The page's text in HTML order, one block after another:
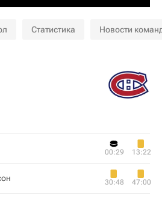
Статистика Новости
00:29 13:22
30:48 47:00